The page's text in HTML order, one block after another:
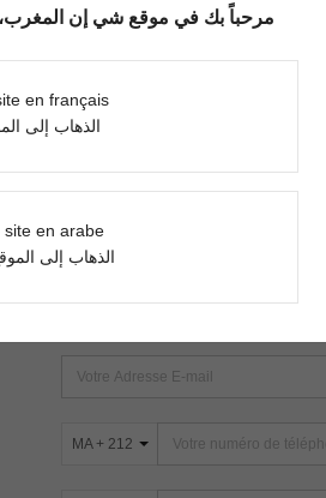
ABONNEZ-VOUS À NOTRE
PREMIÈRE ! (VOUS POUVEZ VOUS
MA + 212
مرحباً بك في موقع شي إن المغرب،
en français
الذهاب إلى
site en arabe
الذهاب إلى